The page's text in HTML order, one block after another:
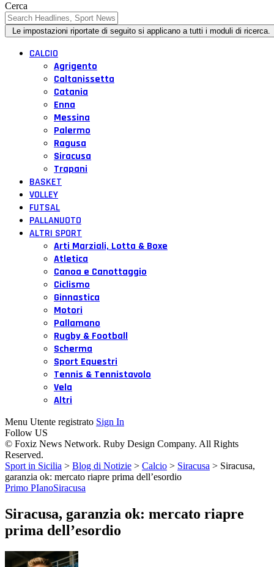
Cerca
CALCIO
Agrigento
Caltanissetta
Catania
Enna
Messina
Palermo
Ragusa
Siracusa
Trapani
BASKET
VOLLEY
FUTSAL
PALLANUOTO
ALTRI SPORT
Arti Marziali, Lotta & Boxe
Atletica
Canoa e Canottaggio
Ciclismo
Ginnastica
Motori
Pallamano
Rugby & Football
Scherma
Sport Equestri
Tennis & Tennistavolo
Vela
Altri
Menu Utente registrato Sign In
Follow US
© Foxiz News Network. Ruby Design Company. All Rights
Reserved.
Sport in Sicilia > Blog di Notizie > Calcio > Siracusa > Siracusa,
garanzia ok: mercato riapre prima dell’esordio
Primo PIanoSiracusa
Siracusa, garanzia ok: mercato riapre
prima dell’esordio